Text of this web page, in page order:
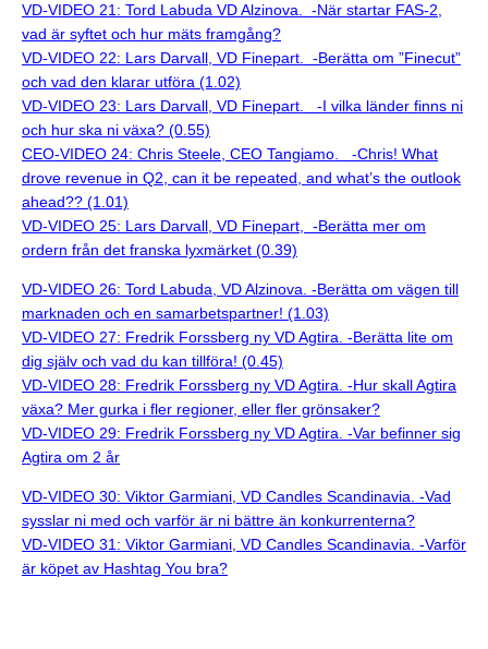
VD-VIDEO 21: Tord Labuda VD Alzinova. -När startar FAS-2,
vad är syftet och hur mäts framgång?
VD-VIDEO 22: Lars Darvall, VD Finepart. -Berätta om ”Finecut”
och vad den klarar utföra (1.02)
VD-VIDEO 23: Lars Darvall, VD Finepart. -I vilka länder finns ni
och hur ska ni växa? (0.55)
CEO-VIDEO 24: Chris Steele, CEO Tangiamo. -Chris! What
drove revenue in Q2, can it be repeated, and what’s the outlook
ahead?? (1.01)
VD-VIDEO 25: Lars Darvall, VD Finepart, -Berätta mer om
ordern från det franska lyxmärket (0.39)
VD-VIDEO 26: Tord Labuda, VD Alzinova. -Berätta om vägen till
marknaden och en samarbetspartner! (1.03)
VD-VIDEO 27: Fredrik Forssberg ny VD Agtira. -Berätta lite om
dig själv och vad du kan tillföra! (0.45)
VD-VIDEO 28: Fredrik Forssberg ny VD Agtira. -Hur skall Agtira
växa? Mer gurka i fler regioner, eller fler grönsaker?
VD-VIDEO 29: Fredrik Forssberg ny VD Agtira. -Var befinner sig
Agtira om 2 år
VD-VIDEO 30: Viktor Garmiani, VD Candles Scandinavia. -Vad
sysslar ni med och varför är ni bättre än konkurrenterna?
VD-VIDEO 31: Viktor Garmiani, VD Candles Scandinavia. -Varför
är köpet av Hashtag You bra?